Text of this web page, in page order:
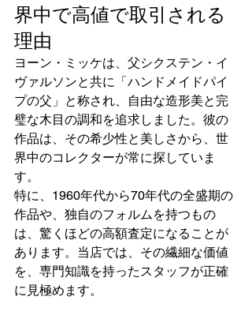
界中で高値で取引される
理由
ヨーン・ミッケは、父シクステン・イ
ヴァルソンと共に「ハンドメイドパイ
プの父」と称され、自由な造形美と完
璧な木目の調和を追求しました。彼の
作品は、その希少性と美しさから、世
界中のコレクターが常に探していま
す。
特に、1960年代から70年代の全盛期の
作品や、独自のフォルムを持つもの
は、驚くほどの高額査定になることが
あります。当店では、その繊細な価値
を、専門知識を持ったスタッフが正確
に見極めます。